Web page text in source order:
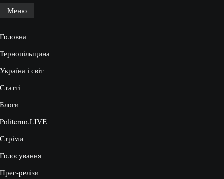
Меню
Головна
Тернопільщина
Україна і світ
Статті
Блоги
Politerno.LIVE
Стріми
Голосування
Прес-релізи